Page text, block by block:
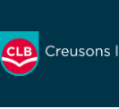
contenu